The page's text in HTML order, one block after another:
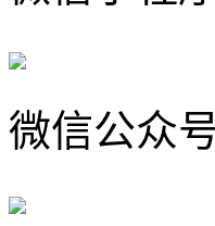
微信公众